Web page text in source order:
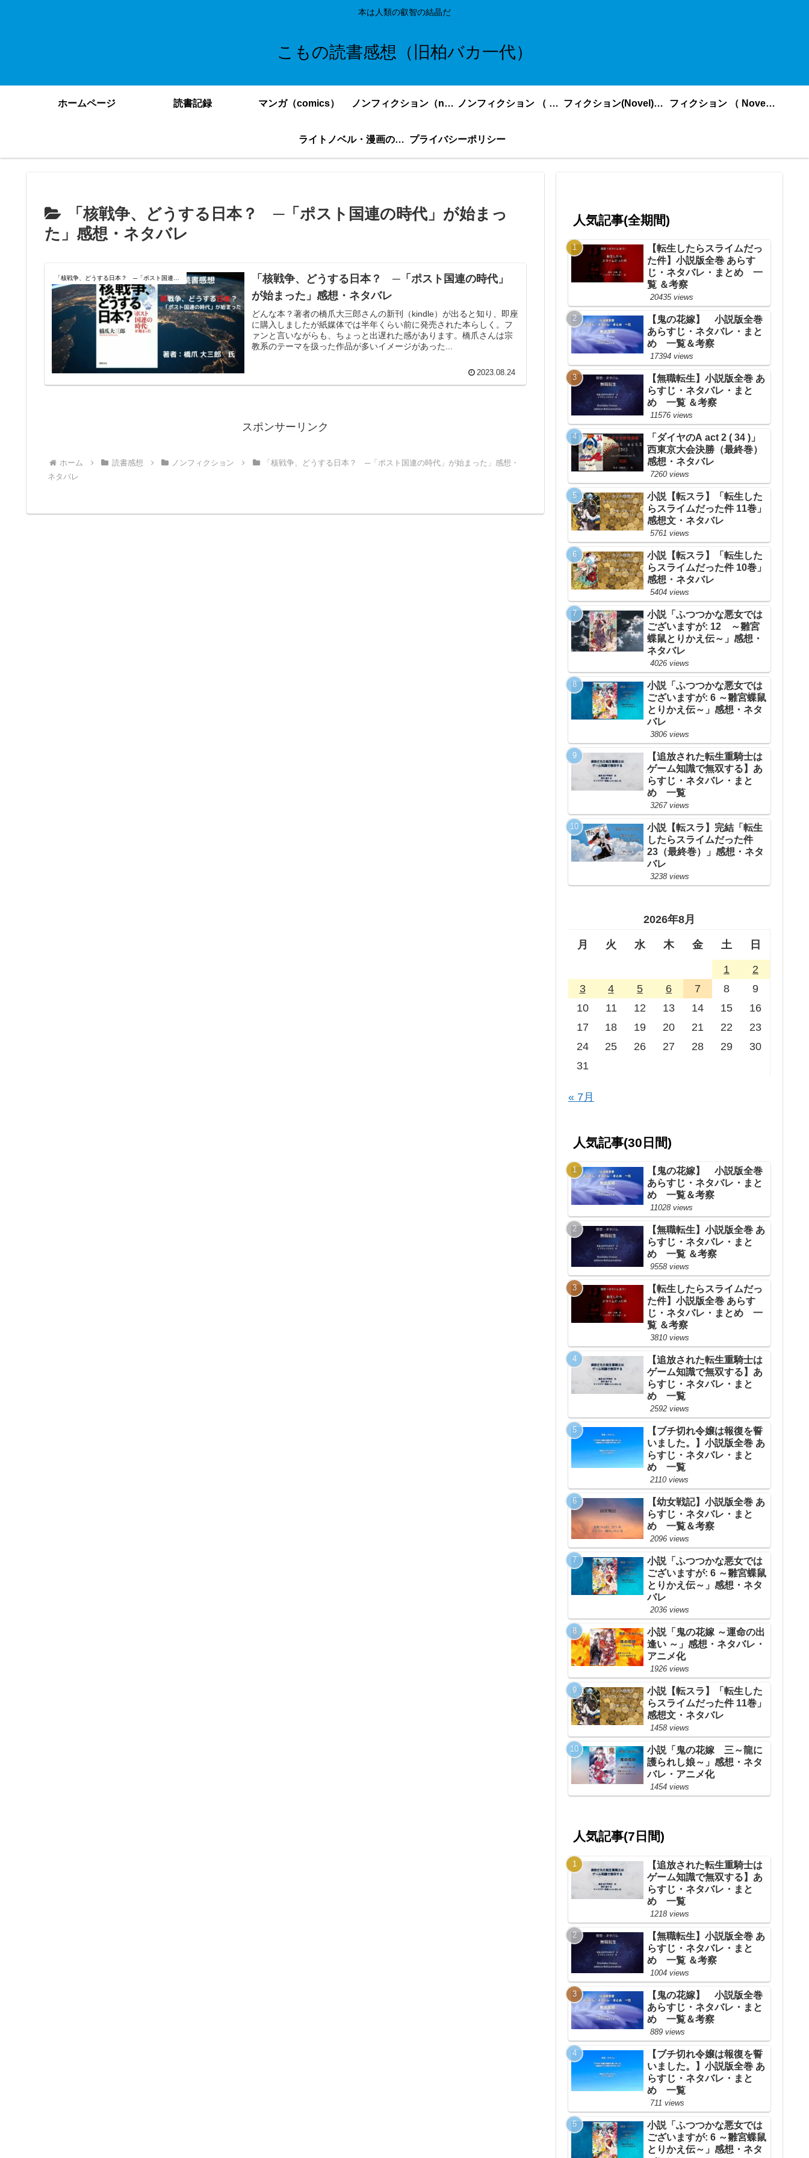
本は人類の叡智の結晶だ
こもの読書感想（旧柏バカ一代）
ホームページ 読書記録 マンガ（comics） ノンフィクション（nonfiction）更新順 ノンフィクション （ nonfiction ） あいうえお順 フィクション(Novel)更新順 フィクション （ Novel ） あいうえお順
ライトノベル・漫画の感想・ネタバレまとめ｜こもの読書感想 プライバシーポリシー
「核戦争、どうする日本？ ─「ポスト国連の時代」が始まっ
た」感想・ネタバレ
「核戦争、どうする日本？ ─「ポスト国連の時代」
が始まった」感想・ネタバレ
どんな本？著者の橋爪大三郎さんの新刊（kindle）が出ると知り、即座
に購入しましたが紙媒体では半年くらい前に発売された本らしく。フ
ァンと言いながらも、ちょっと出遅れた感があります。橋爪さんは宗
教系のテーマを扱った作品が多いイメージがあった...
2023.08.24
スポンサーリンク
ホーム 読書感想 ノンフィクション
「核戦争、どうする日本？ ─「ポスト国連の時代」が始まった」感想・
ネタバレ
人気記事(全期間)
【転生したらスライムだっ
た件】小説版全巻 あらす
じ・ネタバレ・まとめ 一
覧 ＆考察
20435 views
【鬼の花嫁】 小説版全巻
あらすじ・ネタバレ・まと
め 一覧＆考察
17394 views
【無職転生】小説版全巻 あ
らすじ・ネタバレ・まと
め 一覧 ＆考察
11576 views
「ダイヤのA act 2 ( 34 )」
西東京大会決勝（最終巻）
感想・ネタバレ
7260 views
小説【転スラ】「転生した
らスライムだった件 11巻」
感想文・ネタバレ
5761 views
小説【転スラ】「転生した
らスライムだった件 10巻」
感想・ネタバレ
5404 views
小説「ふつつかな悪女では
ございますが: 12 ～雛宮
蝶鼠とりかえ伝～」感想・
ネタバレ
4026 views
小説「ふつつかな悪女では
ございますが: 6 ～雛宮蝶鼠
とりかえ伝～」感想・ネタ
バレ
3806 views
【追放された転生重騎士は
ゲーム知識で無双する】あ
らすじ・ネタバレ・まと
め 一覧
3267 views
小説【転スラ】完結「転生
したらスライムだった件
23（最終巻）」感想・ネタ
バレ
3238 views
2026年8月
月 火 水 木 金 土 日
1
2
3
4 5 6 7 8
9
10
11 12 13 14 15
16
17
18 19 20 21 22
23
24
25 26 27 28 29
30
31
« 7月
人気記事(30日間)
【鬼の花嫁】 小説版全巻
あらすじ・ネタバレ・まと
め 一覧＆考察
11028 views
【無職転生】小説版全巻 あ
らすじ・ネタバレ・まと
め 一覧 ＆考察
9558 views
【転生したらスライムだっ
た件】小説版全巻 あらす
じ・ネタバレ・まとめ 一
覧 ＆考察
3810 views
【追放された転生重騎士は
ゲーム知識で無双する】あ
らすじ・ネタバレ・まと
め 一覧
2592 views
【ブチ切れ令嬢は報復を誓
いました。】小説版全巻 あ
らすじ・ネタバレ・まと
め 一覧
2110 views
【幼女戦記】小説版全巻 あ
らすじ・ネタバレ・まと
め 一覧＆考察
2096 views
小説「ふつつかな悪女では
ございますが: 6 ～雛宮蝶鼠
とりかえ伝～」感想・ネタ
バレ
2036 views
小説「鬼の花嫁 ～運命の出
逢い ～」感想・ネタバレ・
アニメ化
1926 views
小説【転スラ】「転生した
らスライムだった件 11巻」
感想文・ネタバレ
1458 views
小説「鬼の花嫁 三～龍に
護られし娘～」感想・ネタ
バレ・アニメ化
1454 views
人気記事(7日間)
【追放された転生重騎士は
ゲーム知識で無双する】あ
らすじ・ネタバレ・まと
め 一覧
1218 views
【無職転生】小説版全巻 あ
らすじ・ネタバレ・まと
め 一覧 ＆考察
1004 views
【鬼の花嫁】 小説版全巻
あらすじ・ネタバレ・まと
め 一覧＆考察
889 views
【ブチ切れ令嬢は報復を誓
いました。】小説版全巻 あ
らすじ・ネタバレ・まと
め 一覧
711 views
小説「ふつつかな悪女では
ございますが: 6 ～雛宮蝶鼠
とりかえ伝～」感想・ネタ